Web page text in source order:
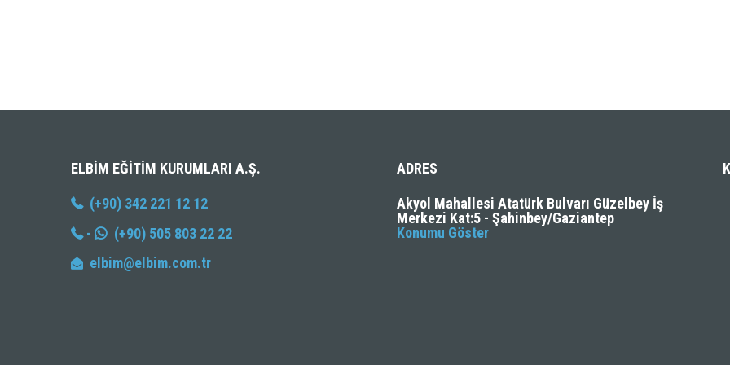
ELBIM EĞITIM KURUMLARI A.Ş.
(+90) 342 221 12 12
-
(+90) 505 803 22 22
elbim@elbim.com.tr
ADRES
Akyol Mahallesi Atatürk Bulvarı Güzelbey İş
Merkezi Kat:5 - Şahinbey/Gaziantep
Konumu Göster